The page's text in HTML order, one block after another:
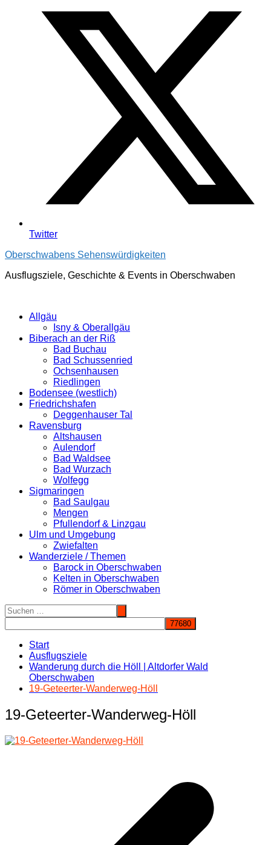
Twitter
Oberschwabens Sehenswürdigkeiten
Ausflugsziele, Geschichte & Events in Oberschwaben
Allgäu
Isny & Oberallgäu
Biberach an der Riß
Bad Buchau
Bad Schussenried
Ochsenhausen
Riedlingen
Bodensee (westlich)
Friedrichshafen
Deggenhauser Tal
Ravensburg
Altshausen
Aulendorf
Bad Waldsee
Bad Wurzach
Wolfegg
Sigmaringen
Bad Saulgau
Mengen
Pfullendorf & Linzgau
Ulm und Umgebung
Zwiefalten
Wanderziele / Themen
Barock in Oberschwaben
Kelten in Oberschwaben
Römer in Oberschwaben
Start
Ausflugsziele
Wanderung durch die Höll | Altdorfer Wald
Oberschwaben
19-Geteerter-Wanderweg-Höll
19-Geteerter-Wanderweg-Höll